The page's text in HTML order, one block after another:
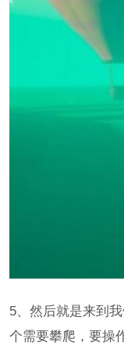
5、然后就是来到
个需要攀爬，要操